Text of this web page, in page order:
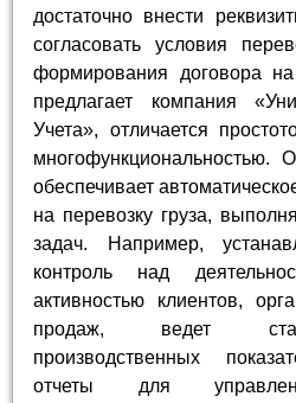
достаточно внести
согласовать условия
формирования договора на
предлагает компания
Учета», отличается
многофункциональностью.
обеспечивает
на перевозку груза,
задач. Например,
контроль над
активностью клиентов,
продаж, ведет
производственных
отчеты для